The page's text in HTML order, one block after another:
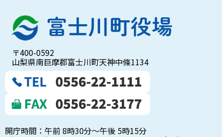
〒400-0592
山梨県南巨摩郡富士川町天神中條1134
開庁時間：午前 8時30分～午後 5時15分